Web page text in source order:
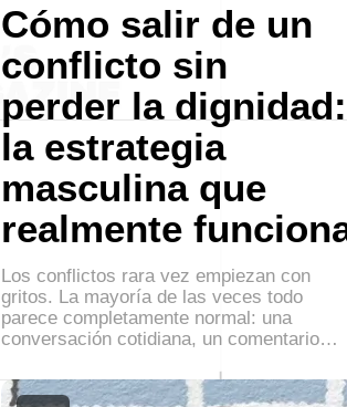
Cómo salir de un
conflicto sin
perder la dignidad:
la estrategia
masculina que
realmente
Los conflictos rara vez empiezan con
gritos. La mayoría de las veces todo
parece completamente normal: una
conversación cotidiana, un comentario…